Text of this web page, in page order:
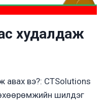
худалдаж
авах вэ?: CTSolutions
шилдэг